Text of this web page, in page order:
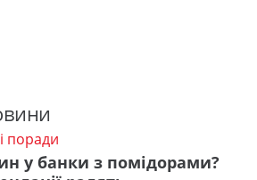
поради
у банки з помідорами?